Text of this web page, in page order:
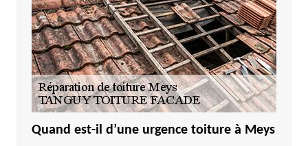
Quand est-il d’une urgence toiture à Meys